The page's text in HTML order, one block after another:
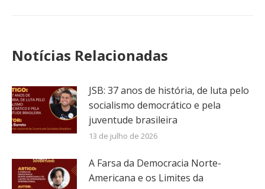
Notícias Relacionadas
JSB: 37 anos de história, de luta pelo
socialismo democrático e pela
juventude brasileira
13 de julho de 2026
A Farsa da Democracia Norte-
Americana e os Limites da